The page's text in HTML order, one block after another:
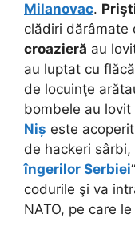
Milanovac.
clădiri dărâmate
croazieră au
au luptat cu
de locuinţe
bombele au
Niș este
de hackeri
îngerilor Serbiei
codurile şi va
NATO, pe care